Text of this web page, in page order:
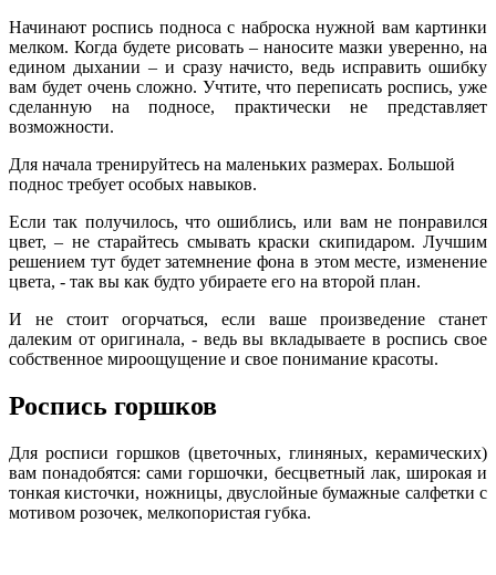
Начинают роспись подноса с наброска нужной вам картинки
мелком. Когда будете рисовать – наносите мазки уверенно, на
едином дыхании – и сразу начисто, ведь исправить ошибку
вам будет очень сложно. Учтите, что переписать роспись, уже
сделанную на подносе, практически не представляет
возможности.
Для начала тренируйтесь на маленьких размерах. Большой
поднос требует особых навыков.
Если так получилось, что ошиблись, или вам не понравился
цвет, – не старайтесь смывать краски скипидаром. Лучшим
решением тут будет затемнение фона в этом месте, изменение
цвета, - так вы как будто убираете его на второй план.
И не стоит огорчаться, если ваше произведение станет
далеким от оригинала, - ведь вы вкладываете в роспись свое
собственное мироощущение и свое понимание красоты.
Роспись горшков
Для росписи горшков (цветочных, глиняных, керамических)
вам понадобятся: сами горшочки, бесцветный лак, широкая и
тонкая кисточки, ножницы, двуслойные бумажные салфетки с
мотивом розочек, мелкопористая губка.